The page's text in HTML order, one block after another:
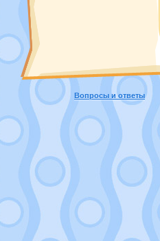
Вопросы и ответы